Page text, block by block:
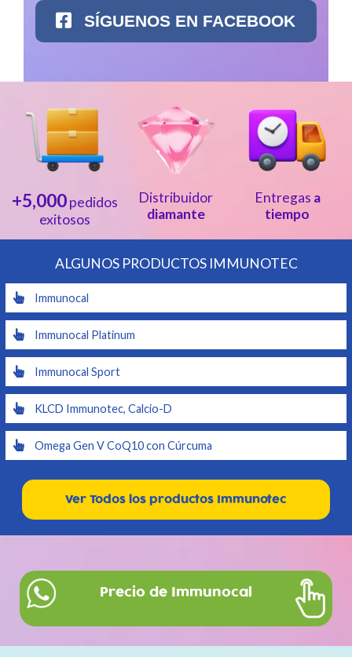
SÍGUENOS EN FACEBOOK
+5,000pedidos
exitosos
Distribuidor
diamante
Entregas a
tiempo
ALGUNOS PRODUCTOS IMMUNOTEC
Immunocal
Immunocal Platinum
Immunocal Sport
KLCD Immunotec, Calcio-D
Omega Gen V CoQ10 con Cúrcuma
Ver Todos los productos Immunotec
Precio de Immunocal